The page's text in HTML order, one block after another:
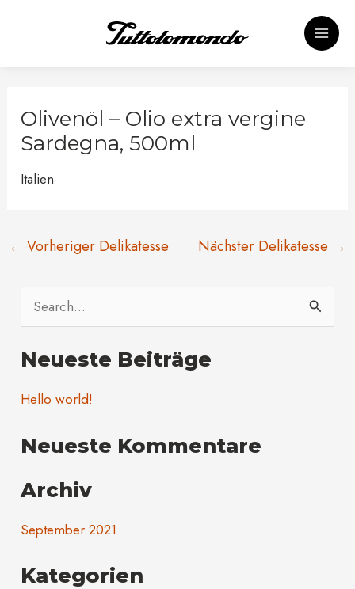
Olivenöl – Olio extra vergine
Sardegna, 500ml
Italien
← Vorheriger Delikatesse Nächster Delikatesse →
c
h
n
a
c
:
Neueste Beiträge
Hello world!
Neueste Kommentare
Archiv
September 2021
Kategorien